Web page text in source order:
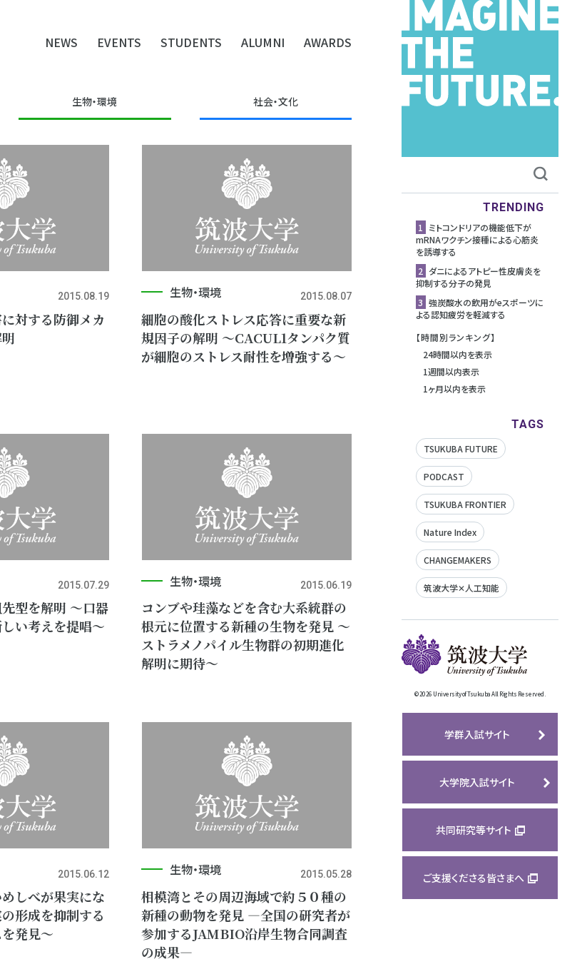
NEWS EVENTS STUDENTS ALUMNI AWARDS
生物・環境 社会・文化
2015.08.19
対する防御メカ
生物・環境 2015.08.07
細胞の酸化ストレス応答に重要な新
規因子の解明 ～CACUL1タンパク質
が細胞のストレス耐性を増強する～
2015.07.29
型を解明 ～口器
い考えを提唱～
生物・環境 2015.06.19
コンブや珪藻などを含む大系統群の
根元に位置する新種の生物を発見 ～
ストラメノパイル生物群の初期進化
解明に期待～
2015.06.12
しべが果実にな
形成を抑制する
発見～
生物・環境 2015.05.28
相模湾とその周辺海域で約５０種の
新種の動物を発見 ―全国の研究者が
参加するJAMBIO沿岸生物合同調査
の成果―
TRENDING
1 ミトコンドリアの機能低下が
mRNAワクチン接種による心筋炎
を誘導する
2 ダニによるアトピー性皮膚炎を
抑制する分子の発見
3 強炭酸水の飲用がeスポーツに
よる認知疲労を軽減する
【時間別ランキング】
24時間以内を表示
1週間以内表示
1ヶ月以内を表示
TAGS
TSUKUBA FUTURE
PODCAST
TSUKUBA FRONTIER
Nature Index
CHANGEMAKERS
筑波大学✕人工知能
©2026 University of Tsukuba All Rights Reserved.
学群入試サイト
大学院入試サイト
共同研究等サイト
ご支援くださる皆さまへ